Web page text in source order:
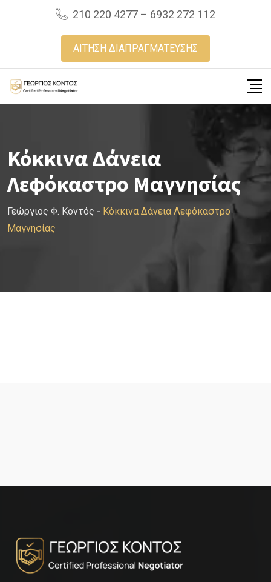
210 220 4277 – 6932 272 112
ΑΙΤΗΣΗ ΔΙΑΠΡΑΓΜΑΤΕΥΣΗΣ
Κόκκινα Δάνεια
Λεφόκαστρο Μαγνησίας
Γεώργιος Φ. Κοντός - Κόκκινα Δάνεια Λεφόκαστρο
Μαγνησίας